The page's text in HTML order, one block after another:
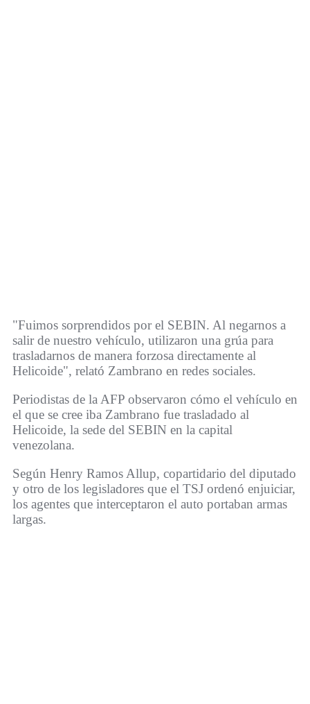
"Fuimos sorprendidos por el SEBIN. Al negarnos a
salir de nuestro vehículo, utilizaron una grúa para
trasladarnos de manera forzosa directamente al
Helicoide", relató Zambrano en redes sociales.
Periodistas de la AFP observaron cómo el vehículo en
el que se cree iba Zambrano fue trasladado al
Helicoide, la sede del SEBIN en la capital
venezolana.
Según Henry Ramos Allup, copartidario del diputado
y otro de los legisladores que el TSJ ordenó enjuiciar,
los agentes que interceptaron el auto portaban armas
largas.